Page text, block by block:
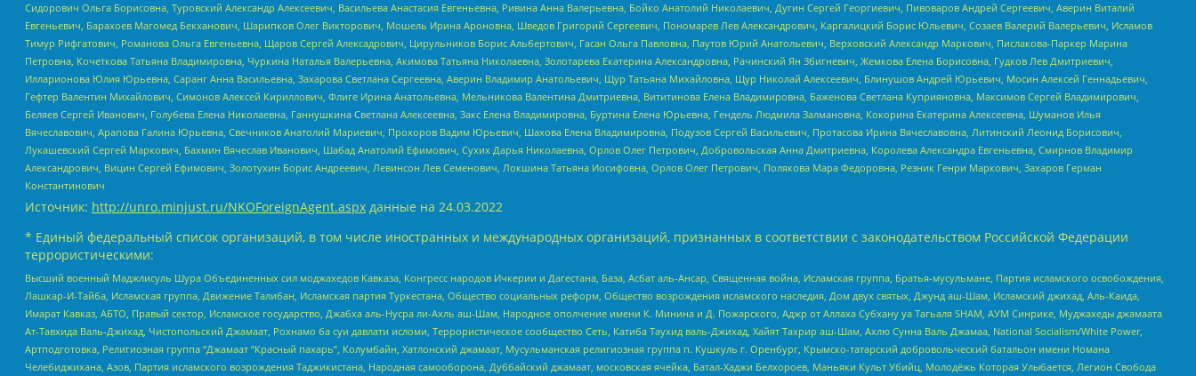
Сидорович Ольга Борисовна, Туровский Александр Алексеевич, Васильева Анастасия Евгеньевна, Ривина Анна Валерьевна, Бойко Анатолий Николаевич, Дугин Сергей Георгиевич, Пивоваров Андрей Сергеевич, Аверин Виталий
Евгеньевич, Барахоев Магомед Бекханович, Шарипков Олег Викторович, Мошель Ирина Ароновна, Шведов Григорий Сергеевич, Пономарев Лев Александрович, Каргалицкий Борис Юльевич, Созаев Валерий Валерьевич, Исламов
Тимур Рифгатович, Романова Ольга Евгеньевна, Щаров Сергей Алексадрович, Цирульников Борис Альбертович, Гасан Ольга Павловна, Паутов Юрий Анатольевич, Верховский Александр Маркович, Пислакова-Паркер Марина
Петровна, Кочеткова Татьяна Владимировна, Чуркина Наталья Валерьевна, Акимова Татьяна Николаевна, Золотарева Екатерина Александровна, Рачинский Ян Збигневич, Жемкова Елена Борисовна, Гудков Лев Дмитриевич,
Илларионова Юлия Юрьевна, Саранг Анна Васильевна, Захарова Светлана Сергеевна, Аверин Владимир Анатольевич, Щур Татьяна Михайловна, Щур Николай Алексеевич, Блинушов Андрей Юрьевич, Мосин Алексей Геннадьевич,
Гефтер Валентин Михайлович, Симонов Алексей Кириллович, Флиге Ирина Анатольевна, Мельникова Валентина Дмитриевна, Вититинова Елена Владимировна, Баженова Светлана Куприяновна, Максимов Сергей Владимирович,
Беляев Сергей Иванович, Голубева Елена Николаевна, Ганнушкина Светлана Алексеевна, Закс Елена Владимировна, Буртина Елена Юрьевна, Гендель Людмила Залмановна, Кокорина Екатерина Алексеевна, Шуманов Илья
Вячеславович, Арапова Галина Юрьевна, Свечников Анатолий Мариевич, Прохоров Вадим Юрьевич, Шахова Елена Владимировна, Подузов Сергей Васильевич, Протасова Ирина Вячеславовна, Литинский Леонид Борисович,
Лукашевский Сергей Маркович, Бахмин Вячеслав Иванович, Шабад Анатолий Ефимович, Сухих Дарья Николаевна, Орлов Олег Петрович, Добровольская Анна Дмитриевна, Королева Александра Евгеньевна, Смирнов Владимир
Александрович, Вицин Сергей Ефимович, Золотухин Борис Андреевич, Левинсон Лев Семенович, Локшина Татьяна Иосифовна, Орлов Олег Петрович, Полякова Мара Федоровна, Резник Генри Маркович, Захаров Герман
Константинович
Источник: http://unro.minjust.ru/NKOForeignAgent.aspx данные на 24.03.2022
* Единый федеральный список организаций, в том числе иностранных и международных организаций, признанных в соответствии с законодательством Российской Федерации
террористическими:
Высший военный Маджлисуль Шура Объединенных сил моджахедов Кавказа, Конгресс народов Ичкерии и Дагестана, База, Асбат аль-Ансар, Священная война, Исламская группа, Братья-мусульмане, Партия исламского освобождения,
Лашкар-И-Тайба, Исламская группа, Движение Талибан, Исламская партия Туркестана, Общество социальных реформ, Общество возрождения исламского наследия, Дом двух святых, Джунд аш-Шам, Исламский джихад, Аль-Каида,
Имарат Кавказ, АБТО, Правый сектор, Исламское государство, Джабха аль-Нусра ли-Ахль аш-Шам, Народное ополчение имени К. Минина и Д. Пожарского, Аджр от Аллаха Субхану уа Тагьаля SHAM, АУМ Синрике, Муджахеды джамаата
Ат-Тавхида Валь-Джихад, Чистопольский Джамаат, Рохнамо ба суи давлати исломи, Террористическое сообщество Сеть, Катиба Таухид валь-Джихад, Хайят Тахрир аш-Шам, Ахлю Сунна Валь Джамаа, National Socialism/White Power,
Артподготовка, Религиозная группа “Джамаат “Красный пахарь”, Колумбайн, Хатлонский джамаат, Мусульманская религиозная группа п. Кушкуль г. Оренбург, Крымско-татарский добровольческий батальон имени Номана
Челебиджихана, Азов, Партия исламского возрождения Таджикистана, Народная самооборона, Дуббайский джамаат, московская ячейка, Батал-Хаджи Белхороев, Маньяки Культ Убийц, Молодёжь Которая Улыбается, Легион Свобода